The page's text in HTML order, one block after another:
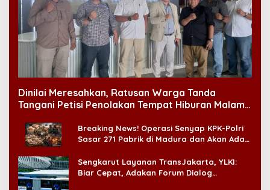
Dinilai Meresahkan, Ratusan Warga Tanda
Tangani Petisi Penolakan Tempat Hiburan Malam
Breaking News! Operasi Senyap KPK-Polri
Sasar 271 Pabrik di Madura dan Akan Ada
Sengkarut Layanan TransJakarta, YLKI:
Biar Cepat, Adakan Forum Dialog